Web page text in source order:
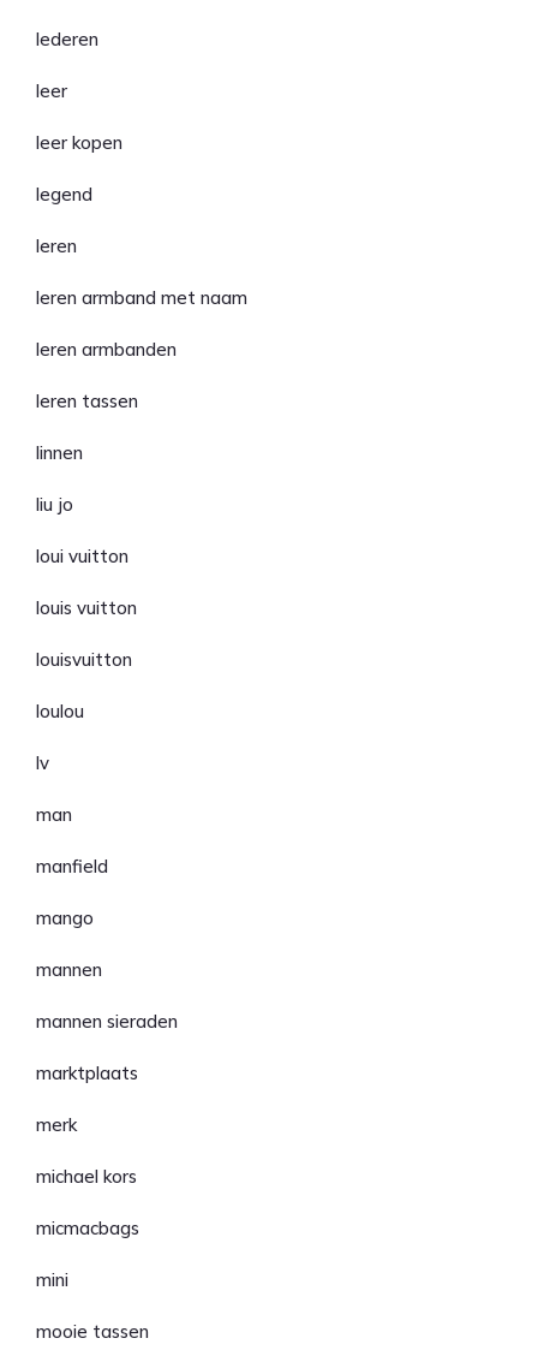
lederen
leer
leer kopen
legend
leren
leren armband met naam
leren armbanden
leren tassen
linnen
liu jo
loui vuitton
louis vuitton
louisvuitton
loulou
lv
man
manfield
mango
mannen
mannen sieraden
marktplaats
merk
michael kors
micmacbags
mini
mooie tassen